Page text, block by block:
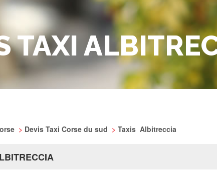
TAXI
> Devis Taxi Corse du sud > Taxis Albitreccia